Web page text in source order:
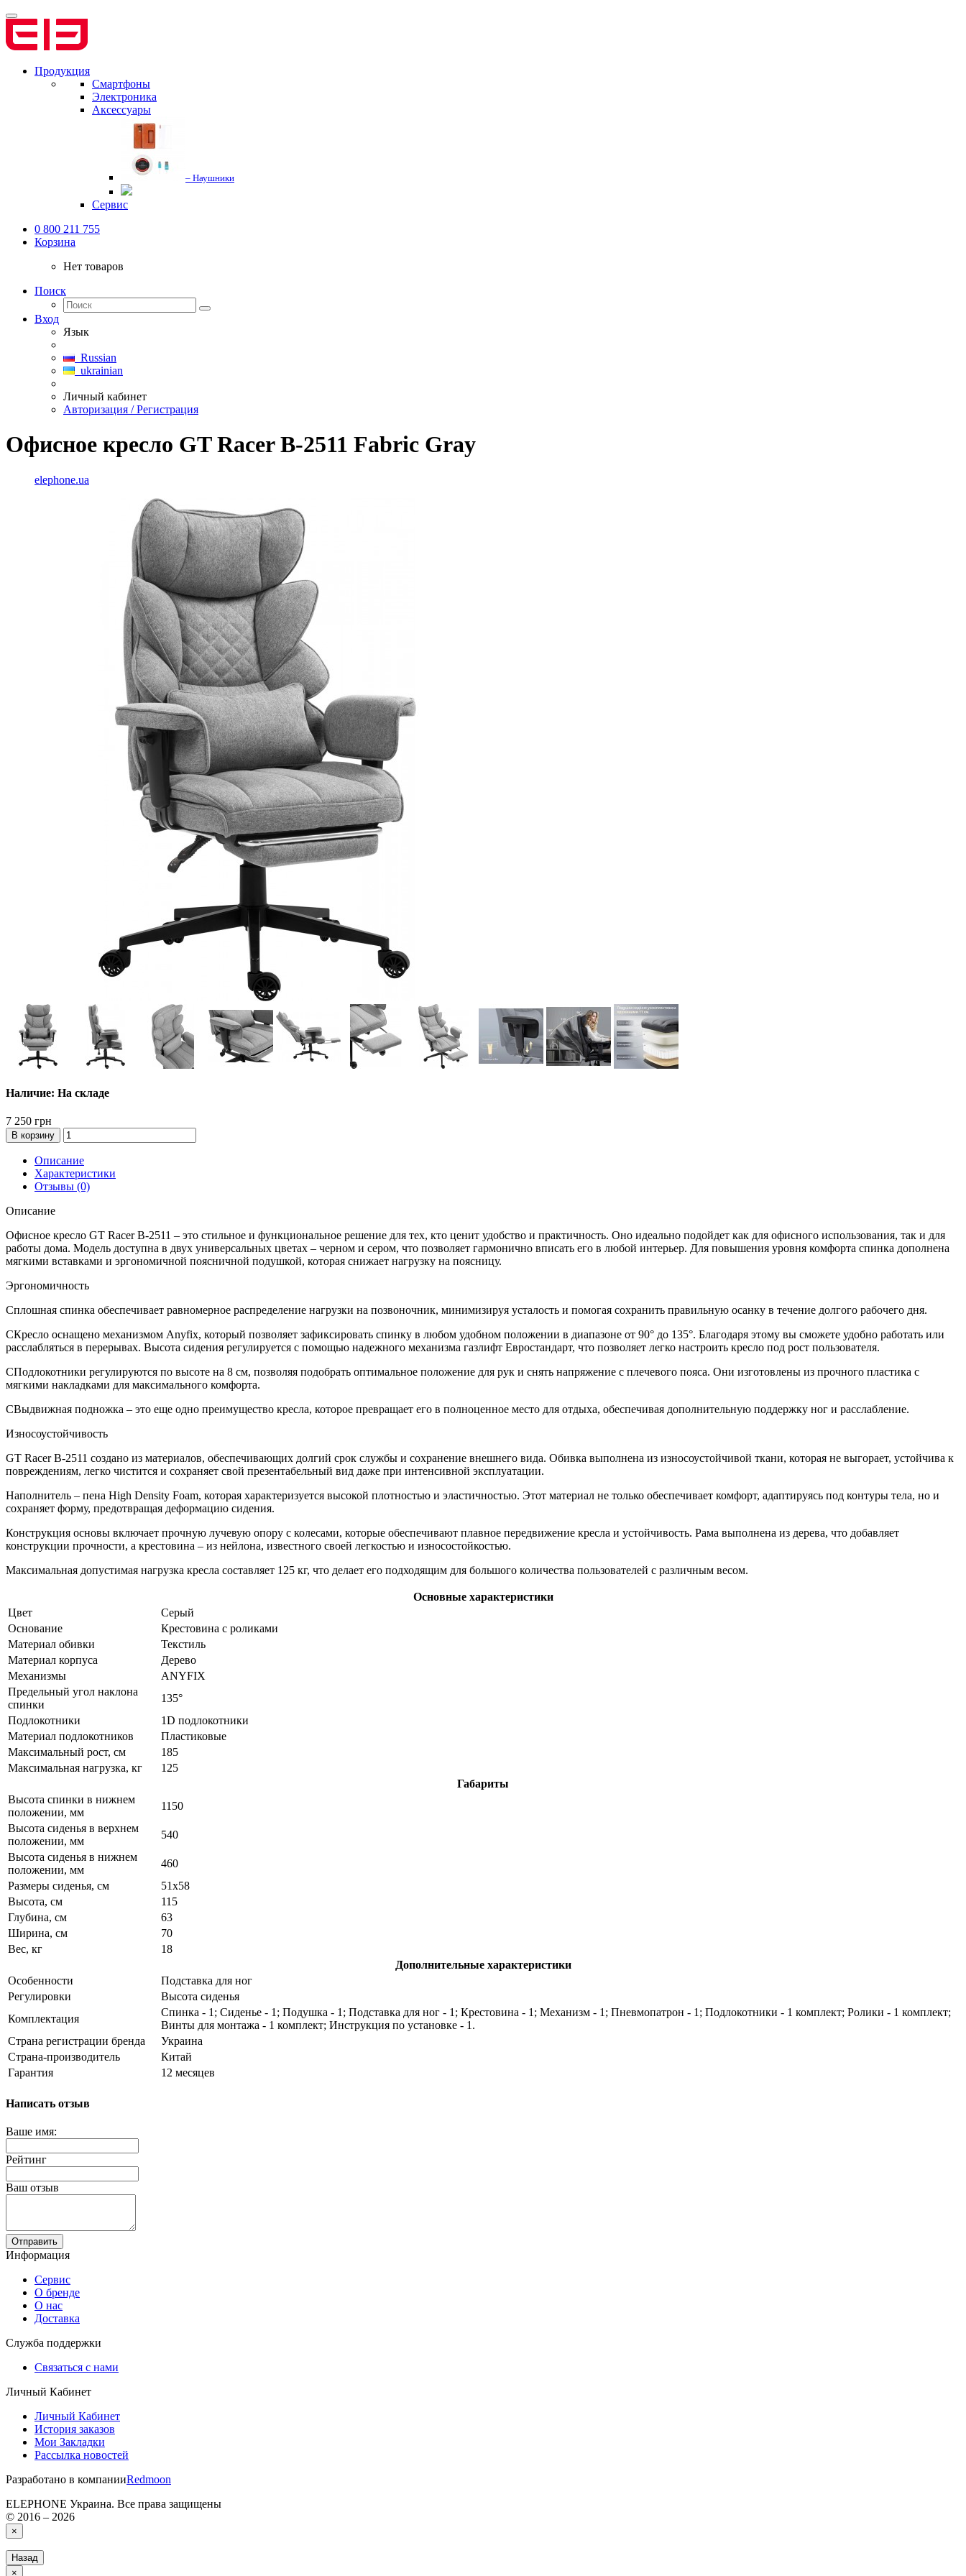
Продукция
Смартфоны
Электроника
Аксессуары
– Наушники
Сервис
0 800 211 755
Корзина
Нет товаров
Поиск
Вход
Язык
Russian
ukrainian
Личный кабинет
Авторизация / Регистрация
Офисное кресло GT Racer B-2511 Fabric Gray
elephone.ua
Наличие: На складе
7 250 грн
В корзину
Описание
Характеристики
Отзывы (0)
Описание
Офисное кресло GT Racer B-2511 – это стильное и функциональное решение для тех, кто ценит удобство и практичность. Оно идеально подойдет как для офисного использования, так и для
работы дома. Модель доступна в двух универсальных цветах – черном и сером, что позволяет гармонично вписать его в любой интерьер. Для повышения уровня комфорта спинка дополнена
мягкими вставками и эргономичной поясничной подушкой, которая снижает нагрузку на поясницу.
Эргономичность
Сплошная спинка обеспечивает равномерное распределение нагрузки на позвоночник, минимизируя усталость и помогая сохранить правильную осанку в течение долгого рабочего дня.
СКресло оснащено механизмом Anyfix, который позволяет зафиксировать спинку в любом удобном положении в диапазоне от 90° до 135°. Благодаря этому вы сможете удобно работать или
расслабляться в перерывах. Высота сидения регулируется с помощью надежного механизма газлифт Евростандарт, что позволяет легко настроить кресло под рост пользователя.
СПодлокотники регулируются по высоте на 8 см, позволяя подобрать оптимальное положение для рук и снять напряжение с плечевого пояса. Они изготовлены из прочного пластика с
мягкими накладками для максимального комфорта.
СВыдвижная подножка – это еще одно преимущество кресла, которое превращает его в полноценное место для отдыха, обеспечивая дополнительную поддержку ног и расслабление.
Износоустойчивость
GT Racer B-2511 создано из материалов, обеспечивающих долгий срок службы и сохранение внешнего вида. Обивка выполнена из износоустойчивой ткани, которая не выгорает, устойчива к
повреждениям, легко чистится и сохраняет свой презентабельный вид даже при интенсивной эксплуатации.
Наполнитель – пена High Density Foam, которая характеризуется высокой плотностью и эластичностью. Этот материал не только обеспечивает комфорт, адаптируясь под контуры тела, но и
сохраняет форму, предотвращая деформацию сидения.
Конструкция основы включает прочную лучевую опору с колесами, которые обеспечивают плавное передвижение кресла и устойчивость. Рама выполнена из дерева, что добавляет
конструкции прочности, а крестовина – из нейлона, известного своей легкостью и износостойкостью.
Максимальная допустимая нагрузка кресла составляет 125 кг, что делает его подходящим для большого количества пользователей с различным весом.
Основные характеристики
Цвет
Серый
Основание
Крестовина с роликами
Материал обивки
Текстиль
Материал корпуса
Дерево
Механизмы
ANYFIX
Предельный угол наклона
спинки
135°
Подлокотники
1D подлокотники
Материал подлокотников
Пластиковые
Максимальный рост, см
185
Максимальная нагрузка, кг
125
Габариты
Высота спинки в нижнем
положении, мм
1150
Высота сиденья в верхнем
положении, мм
540
Высота сиденья в нижнем
положении, мм
460
Размеры сиденья, см
51х58
Высота, см
115
Глубина, см
63
Ширина, см
70
Вес, кг
18
Дополнительные характеристики
Особенности
Подставка для ног
Регулировки
Высота сиденья
Комплектация
Спинка - 1; Сиденье - 1; Подушка - 1; Подставка для ног - 1; Крестовина - 1; Механизм - 1; Пневмопатрон - 1; Подлокотники - 1 комплект; Ролики - 1 комплект;
Винты для монтажа - 1 комплект; Инструкция по установке - 1.
Страна регистрации бренда
Украина
Страна-производитель
Китай
Гарантия
12 месяцев
Написать отзыв
Ваше имя:
Рейтинг
Ваш отзыв
Отправить
Информация
Сервис
О бренде
О нас
Доставка
Служба поддержки
Связаться с нами
Личный Кабинет
Личный Кабинет
История заказов
Мои Закладки
Рассылка новостей
Разработано в компанииRedmoon
ELEPHONE Украина. Все права защищены
© 2016 – 2026
×
Назад
×